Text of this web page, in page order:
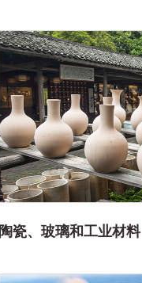
陶瓷、玻璃和工业材料